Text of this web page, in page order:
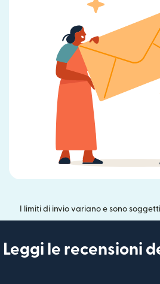
I limiti di invio variano e sono
Leggi le recensioni